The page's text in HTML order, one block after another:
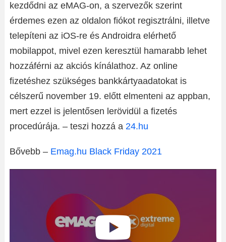
kezdődni az eMAG-on, a szervezők szerint
érdemes ezen az oldalon fiókot regisztrálni, illetve
telepíteni az iOS-re és Androidra elérhető
mobilappot, mivel ezen keresztül hamarabb lehet
hozzáférni az akciós kínálathoz. Az online
fizetéshez szükséges bankkártyaadatokat is
célszerű november 19. előtt elmenteni az appban,
mert ezzel is jelentősen lerövidül a fizetés
procedúrája. – teszi hozzá a 24.hu
Bővebb – Emag.hu Black Friday 2021